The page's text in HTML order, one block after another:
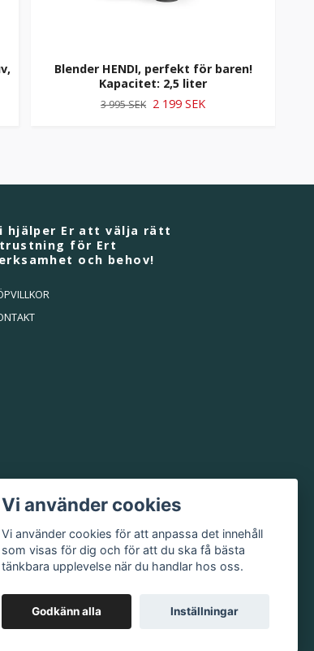
Blender HENDI, perfekt för baren!
Kapacitet: 2,5 liter
3 995 SEK 2 199 SEK
hjälper Er att välja rätt
för Ert
och behov!
Vi använder cookies
Vi använder cookies för att anpassa det innehåll
som visas för dig och för att du ska få bästa
tänkbara upplevelse när du handlar hos oss.
Godkänn alla Inställningar